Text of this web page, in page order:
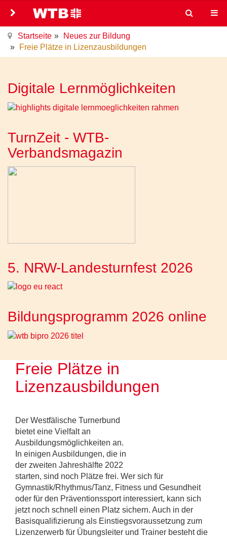
Startseite
Neues zur Bildung
Freie Plätze in Lizenzausbildungen
Digitale Lernmöglichkeiten
TurnZeit - WTB-
Verbandsmagazin
5. NRW-Landesturnfest 2026
Bildungsprogramm 2026 online
Freie Plätze in
Lizenzausbildungen
Der Westfälische Turnerbund
bietet eine Vielfalt an
Ausbildungsmöglichkeiten an.
In einigen Ausbildungen, die in
der zweiten Jahreshälfte 2022
starten, sind noch Plätze frei. Wer sich für
Gymnastik/Rhythmus/Tanz, Fitness und Gesundheit
oder für den Präventionssport interessiert, kann sich
jetzt noch schnell einen Platz sichern. Auch in der
Basisqualifizierung als Einstiegsvoraussetzung zum
Lizenzerwerb für Übungsleiter und Trainer besteht die